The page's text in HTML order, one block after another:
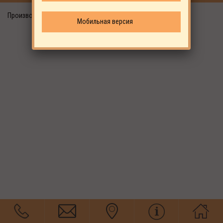
Производитель: Фитинги для трубок 6-12 мм.
Мобильная версия